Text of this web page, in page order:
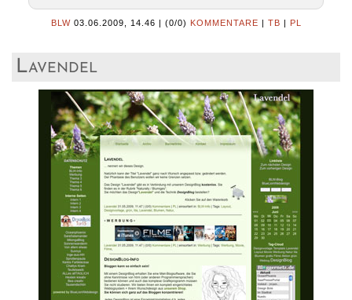
BLW 03.06.2009, 14.46 | (0/0) KOMMENTARE | TB | PL
Lavendel